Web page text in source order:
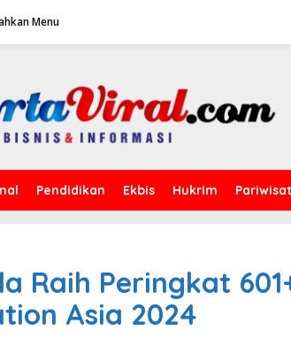
Menu
Pendidikan Ekbis Hukrim
Raih Peringkat
Asia 2024